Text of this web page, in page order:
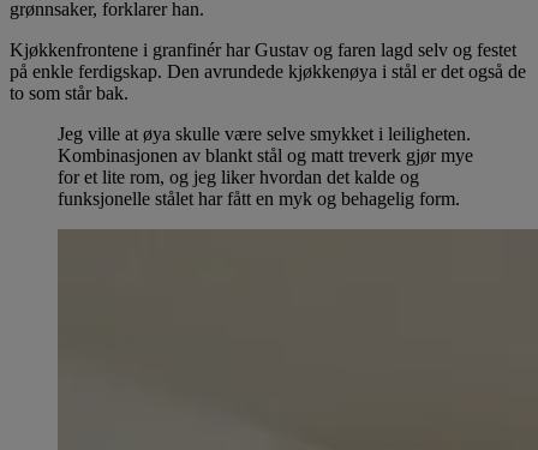
grønnsaker, forklarer han.
Kjøkkenfrontene i granfinér har Gustav og faren lagd selv og festet
på enkle ferdigskap. Den avrundede kjøkkenøya i stål er det også de
to som står bak.
Jeg ville at øya skulle være selve smykket i leiligheten.
Kombinasjonen av blankt stål og matt treverk gjør mye
for et lite rom, og jeg liker hvordan det kalde og
funksjonelle stålet har fått en myk og behagelig form.